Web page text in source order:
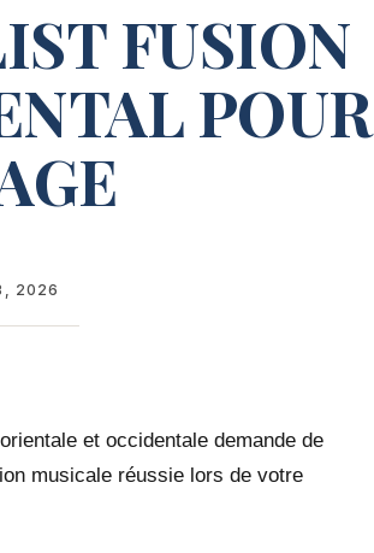
FUSION
POUR
2026
et occidentale demande de
musicale réussie lors de votre